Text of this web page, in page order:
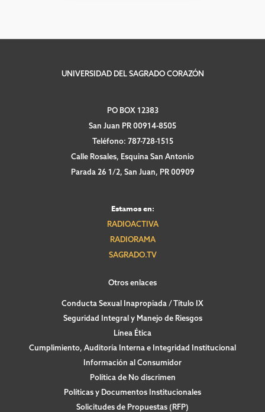
UNIVERSIDAD DEL SAGRADO CORAZÓN
PO BOX 12383
San Juan PR 00914-8505
Teléfono: 787-728-1515
Calle Rosales, Esquina San Antonio
Parada 26 1/2, San Juan, PR 00909
Estamos en:
RADIOACTIVA
RADIORAMA
SAGRADO.TV
Otros enlaces
Conducta Sexual Inapropiada / Título IX
Seguridad Integral y Manejo de Riesgos
Línea Ética
Cumplimiento, Auditoría Interna e Integridad Institucional
Información al Consumidor
Política de No discrimen
Políticas y Documentos Institucionales
Solicitudes de Propuestas (RFP)